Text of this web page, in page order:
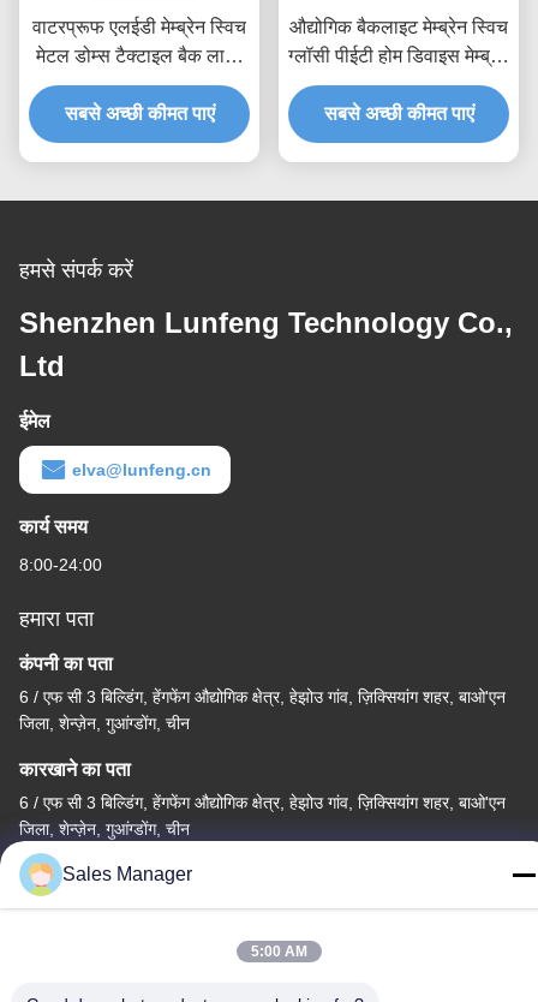
वाटरप्रूफ एलईडी मेम्ब्रेन स्विच
मेटल डोम्स टैक्टाइल बैक लाइट
LGF डिजाइन
सबसे अच्छी कीमत पाएं
औद्योगिक बैकलाइट मेम्ब्रेन स्विच
ग्लॉसी पीईटी होम डिवाइस मेम्ब्रेन
टच पैनल
सबसे अच्छी कीमत पाएं
हमसे संपर्क करें
Shenzhen Lunfeng Technology Co.,
Ltd
ईमेल
elva@lunfeng.cn
कार्य समय
8:00-24:00
हमारा पता
कंपनी का पता
6 / एफ सी 3 बिल्डिंग, हेंगफेंग औद्योगिक क्षेत्र, हेझोउ गांव, ज़िक्सियांग शहर, बाओ'एन
जिला, शेन्ज़ेन, गुआंग्डोंग, चीन
कारखाने का पता
6 / एफ सी 3 बिल्डिंग, हेंगफेंग औद्योगिक क्षेत्र, हेझोउ गांव, ज़िक्सियांग शहर, बाओ'एन
जिला, शेन्ज़ेन, गुआंग्डोंग, चीन
टेलीफोन
86--13662697476
Sales Manager
5:00 AM